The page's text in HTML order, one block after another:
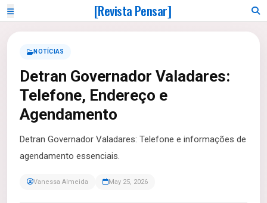
[Revista Pensar]
NOTÍCIAS
Detran Governador Valadares:
Telefone, Endereço e
Agendamento
Detran Governador Valadares: Telefone e informações de
agendamento essenciais.
Vanessa Almeida May 25, 2026